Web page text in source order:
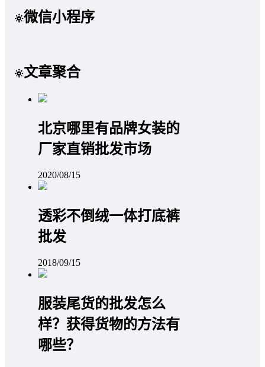
微信小程序
文章聚合
北京哪里有品牌女装的
厂家直销批发市场
2020/08/15
透彩不倒绒一体打底裤
批发
2018/09/15
服装尾货的批发怎么
样？获得货物的方法有
哪些？